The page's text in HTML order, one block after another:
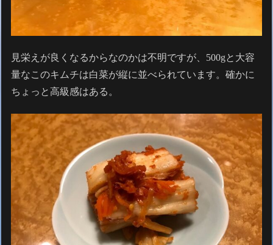
見栄えが良くなるからなのかは不明ですが、500gと大容
量なこのキムチは白菜が縦に並べられています。確かに
ちょっと高級感はある。